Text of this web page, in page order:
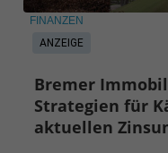
ANZEIGE
FINANZEN
Bremer
Strategien für
aktuellen